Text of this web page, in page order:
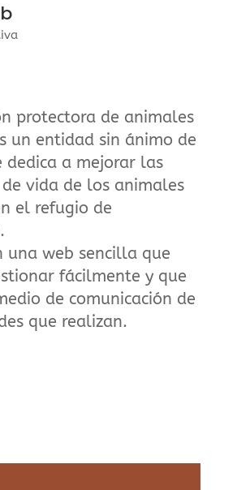
protectora de animales
un entidad sin ánimo de
dedica a mejorar las
de vida de los animales
el refugio de
una web sencilla que
fácilmente y que
de comunicación de
que realizan.